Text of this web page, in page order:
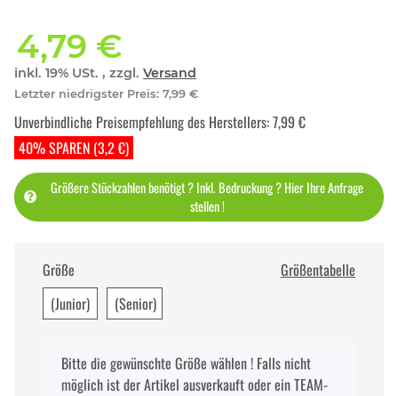
4,79 €
inkl. 19% USt. , zzgl. Versand
Letzter niedrigster Preis: 7,99 €
40% SPAREN (3,2 €)
Unverbindliche Preisempfehlung des Herstellers:7,99 €
Größere Stückzahlen benötigt ? Inkl. Bedruckung ? Hier Ihre Anfrage
stellen !
Größe
Größentabelle
(Junior)
(Senior)
xBitte die gewünschte Größe wählen ! Falls nicht
möglich ist der Artikel ausverkauft oder ein TEAM-